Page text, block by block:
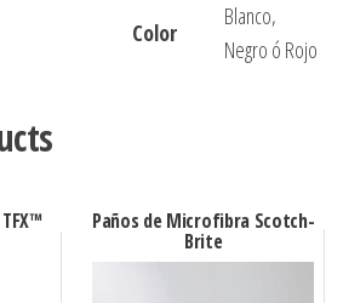
Color
Blanco,
Negro ó Rojo
Paños de Microfibra Scotch-
Brite